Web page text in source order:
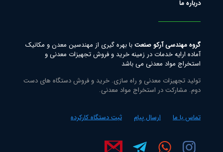
درباره ما
گروه مهندسی آرکو صنعتبا بهره گیری از مهندسین معدن و مکانیک
آماده ارایه خدمات در زمینه خرید و فروش تجهیزات معدنی و
استخراج مواد معدنی می باشد
تولید تجهیزات معدنی و راه سازی. خرید و فروش دستگاه های دست
دوم. مشارکت در استخراج مواد معدنی.
تماس با ما ارسال پیام ثبت دستگاه کارکرده